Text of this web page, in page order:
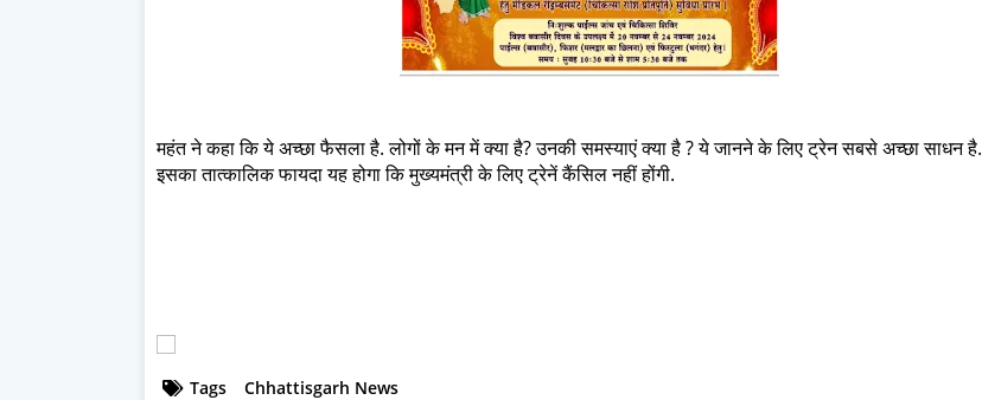
महंत ने कहा कि ये अच्छा फैसला है. लोगों के मन में क्या है? उनकी समस्याएं क्या है ? ये जानने के लिए ट्रेन सबसे अच्छा साधन है.
इसका तात्कालिक फायदा यह होगा कि मुख्यमंत्री के लिए ट्रेनें कैंसिल नहीं होंगी.
Tags Chhattisgarh News